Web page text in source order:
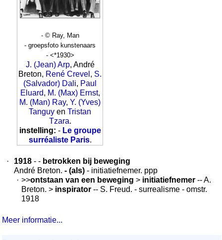
- © Ray, Man
- groepsfoto kunstenaars
- <*1930>
J. (Jean) Arp, André
Breton, René Crevel , S.
(Salvador) Dali, Paul
Eluard, M. (Max) Ernst,
M. (Man) Ray, Y. (Yves)
Tanguy en Tristan
Tzara.
instelling: - Le groupe
surréaliste Paris.
· 1918 - - betrokken bij beweging
André Breton. - (als) - initiatiefnemer. ppp
· >>ontstaan van een beweging > initiatiefnemer -- A.
Breton. > inspirator -- S. Freud. - surrealisme - omstr.
1918
Meer informatie...